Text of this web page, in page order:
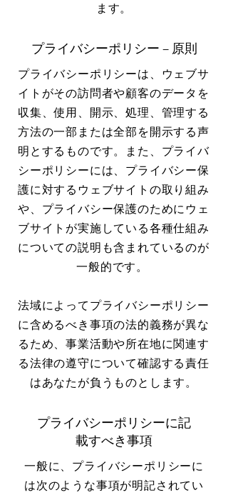
ます。
プライバシーポリシー – 原則
プライバシーポリシーは、ウェブサ
イトがその訪問者や顧客のデータを
収集、使用、開示、処理、管理する
方法の一部または全部を開示する声
明とするものです。また、プライバ
シーポリシーには、プライバシー保
護に対するウェブサイトの取り組み
や、プライバシー保護のためにウェ
ブサイトが実施している各種仕組み
についての説明も含まれているのが
一般的です。
法域によってプライバシーポリシー
に含めるべき事項の法的義務が異な
るため、事業活動や所在地に関連す
る法律の遵守について確認する責任
はあなたが負うものとします。
プライバシーポリシーに記
載すべき事項
一般に、プライバシーポリシーに
は次のような事項が明記されてい